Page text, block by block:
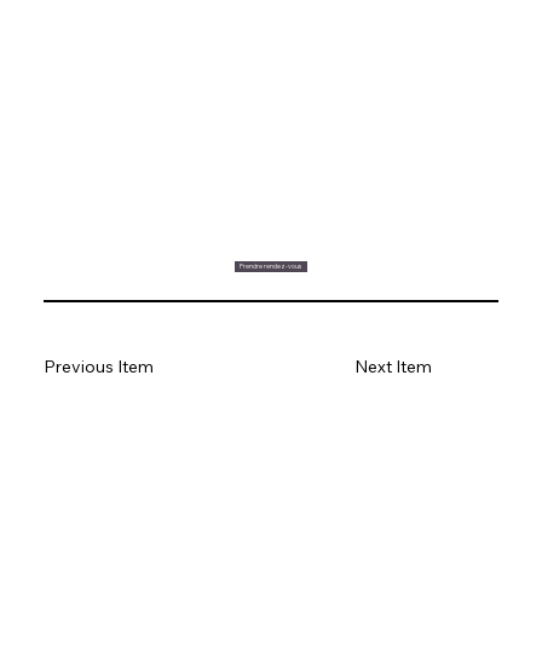
Prendre rendez-vous
Next Item
Previous Item